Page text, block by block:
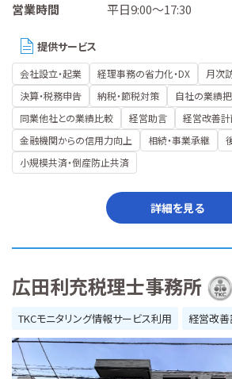
営業時間
平日9:00～17:30
提供サービス
会社設立・起業 経理事務の省力化・DX 月次
決算・税務申告
納税・節税対策 自社の業績
同業他社との業績比較
経営助言
経営改善
金融機関からの信用力向上
相続・事業承継
小規模共済・倒産防止共済
詳細を見る
広田利充税理士事務所
TKCモニタリング情報サービス利用
経営改